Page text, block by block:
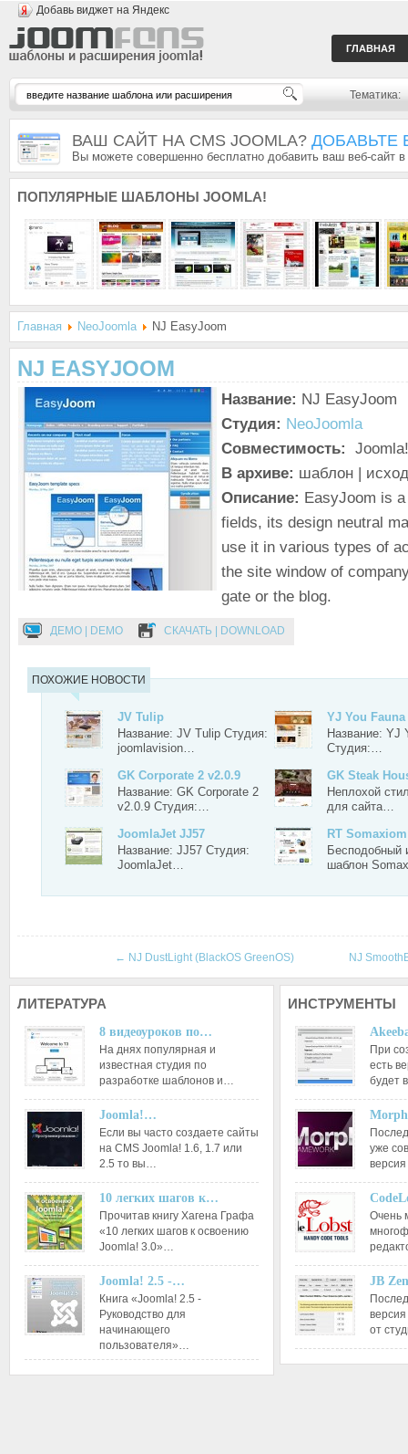
Добавь виджет на Яндекс
ГЛАВНАЯ
Тематика:
ВАШ САЙТ НА CMS JOOMLA? ДОБАВЬТЕ
Вы можете совершенно бесплатно добавить ваш веб-сайт
ПОПУЛЯРНЫЕ ШАБЛОНЫ JOOMLA!
Главная NeoJoomla NJ EasyJoom
NJ EASYJOOM
Название: NJ EasyJoom
Студия: NeoJoomla
Совместимость:
В архиве: шаблон |
Описание: EasyJoom is
fields, its design neutral
use it in various types of
the site window of
gate or the blog.
ДЕМО | DEMO СКАЧАТЬ | DOWNLOAD
ПОХОЖИЕ НОВОСТИ
JV Tulip
Название: JV Tulip Студия:
joomlavision…
YJ You Fauna
Название: YJ
Студия:…
GK Corporate 2 v2.0.9
Название: GK Corporate 2
v2.0.9 Студия:…
GK Steak
Неплохой
для сайта…
JoomlaJet JJ57
Название: JJ57 Студия:
JoomlaJet…
RT Somaxiom
Бесподобный
шаблон
← NJ DustLight (BlackOS GreenOS) NJ
ЛИТЕРАТУРА
8 видеоуроков по…
На днях популярная и
известная студия по
разработке шаблонов и…
Joomla!…
Если вы часто создаете сайты
на CMS Joomla! 1.6, 1.7 или
2.5 то вы…
10 легких шагов к…
Прочитав книгу Хагена Графа
«10 легких шагов к освоению
Joomla! 3.0»…
Joomla! 2.5 -…
Книга «Joomla! 2.5 -
Руководство для
начинающего
пользователя»…
ИНСТРУМЕНТЫ
При
есть
будет
уже
Очень
JB
от